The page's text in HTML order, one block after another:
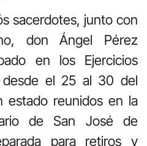
sacerdotes, junto con
don Ángel Pérez
en los Ejercicios
desde el 25 al 30 del
estado reunidos en la
de San José de
para retiros y